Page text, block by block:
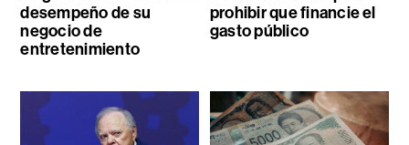
desempeño de su
negocio de
entretenimiento
prohibir que financie el
gasto público